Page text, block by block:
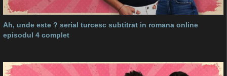
Ah, unde este ? serial turcesc subtitrat in romana online
episodul 4 complet